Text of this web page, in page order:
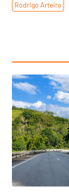
Rodrigo Arteiro